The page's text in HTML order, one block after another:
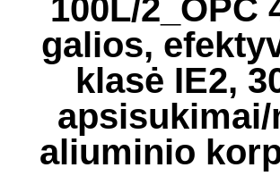
100L/2_OPC
galios,
klasė IE2,
apsisukimai/
aliuminio